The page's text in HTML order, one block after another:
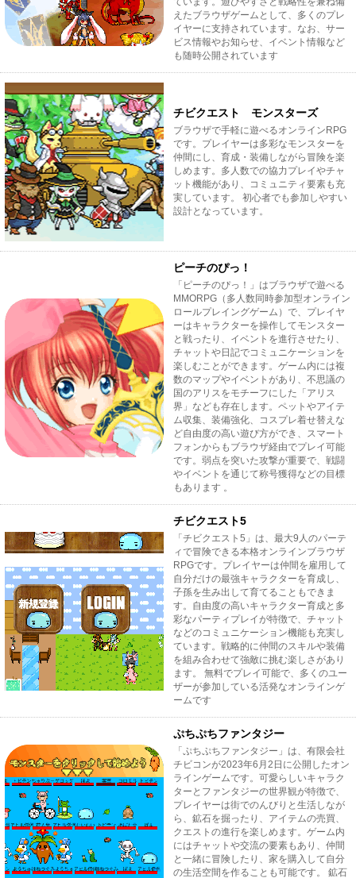
えたブラウザゲームとして、多くのプレ
イヤーに支持されています。なお、サー
ビス情報やお知らせ、イベント情報など
も随時公開されています
チビクエスト モンスターズ
ブラウザで手軽に遊べるオンラインRPG
です。プレイヤーは多彩なモンスターを
仲間にし、育成・装備しながら冒険を楽
しめます。多人数での協力プレイやチャ
ット機能があり、コミュニティ要素も充
実しています。 初心者でも参加しやすい
設計となっています。
ピーチのぴっ！
「ピーチのぴっ！」はブラウザで遊べる
MMORPG（多人数同時参加型オンライン
ロールプレイングゲーム）で、プレイヤ
ーはキャラクターを操作してモンスター
と戦ったり、イベントを進行させたり、
チャットや日記でコミュニケーションを
楽しむことができます。ゲーム内には複
数のマップやイベントがあり、不思議の
国のアリスをモチーフにした「アリス
界」なども存在します。ペットやアイテ
ム収集、装備強化、コスプレ着せ替えな
ど自由度の高い遊び方ができ、スマート
フォンからもブラウザ経由でプレイ可能
です。弱点を突いた攻撃が重要で、戦闘
やイベントを通じて称号獲得などの目標
もあります 。
チビクエスト5
「チビクエスト5」は、最大9人のパーテ
ィで冒険できる本格オンラインブラウザ
RPGです。プレイヤーは仲間を雇用して
自分だけの最強キャラクターを育成し、
子孫を生み出して育てることもできま
す。自由度の高いキャラクター育成と多
彩なパーティプレイが特徴で、チャット
などのコミュニケーション機能も充実し
ています。戦略的に仲間のスキルや装備
を組み合わせて強敵に挑む楽しさがあり
ます。 無料でプレイ可能で、多くのユー
ザーが参加している活発なオンラインゲ
ームです
ぷちぷちファンタジー
「ぷちぷちファンタジー」は、有限会社
チビコンが2023年6月2日に公開したオン
ラインゲームです。可愛らしいキャラク
ターとファンタジーの世界観が特徴で、
プレイヤーは街でのんびりと生活しなが
ら、鉱石を掘ったり、アイテムの売買、
クエストの進行を楽しめます。ゲーム内
にはチャットや交流の要素もあり、仲間
と一緒に冒険したり、家を購入して自分
の生活空間を作ることも可能です。 鉱石